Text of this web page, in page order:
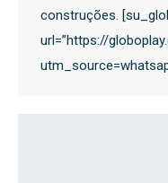
construções.
url=”https://